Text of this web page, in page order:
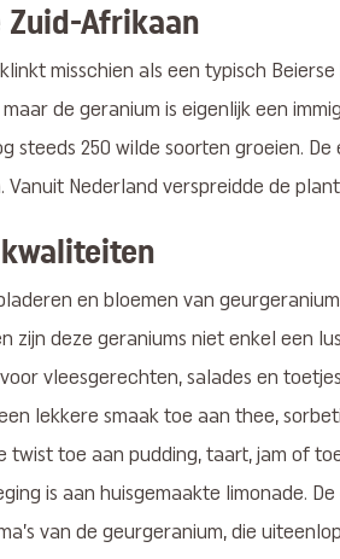
Zuid-Afrikaan
misschien als een typisch
de geranium is eigenlijk een
steeds 250 wilde soorten groeien.
Vanuit Nederland verspreidde de
en bloemen van
zijn deze geraniums niet enkel een
vleesgerechten, salades en
lekkere smaak toe aan thee,
twist toe aan pudding, taart, jam of
is aan huisgemaakte limonade.
van de geurgeranium, die